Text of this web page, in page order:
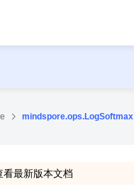
mindspore.ops.LogSoftmax
看最新版本文档